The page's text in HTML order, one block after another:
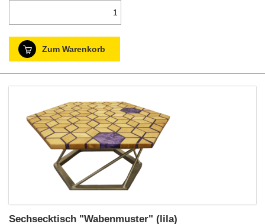
Zum Warenkorb
Sechsecktisch "Wabenmuster" (lila)